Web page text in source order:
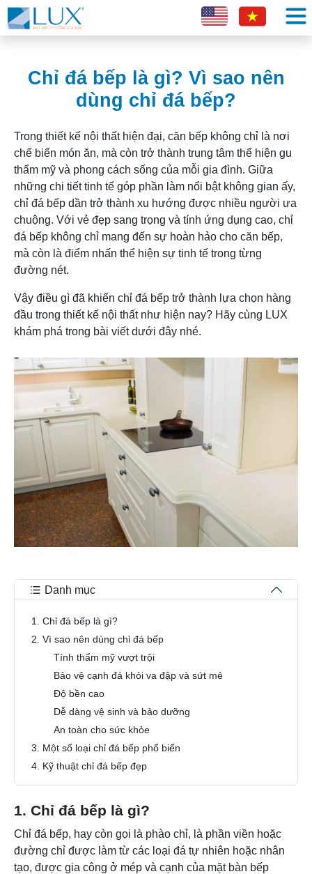
Chỉ đá bếp là gì? Vì sao nên
dùng chỉ đá bếp?
Trong thiết kế nội thất hiện đại, căn bếp không chỉ là nơi
chế biến món ăn, mà còn trở thành trung tâm thể hiện gu
thẩm mỹ và phong cách sống của mỗi gia đình. Giữa
những chi tiết tinh tế góp phần làm nổi bật không gian ấy,
chỉ đá bếp dần trở thành xu hướng được nhiều người ưa
chuộng. Với vẻ đẹp sang trọng và tính ứng dụng cao, chỉ
đá bếp không chỉ mang đến sự hoàn hảo cho căn bếp,
mà còn là điểm nhấn thể hiện sự tinh tế trong từng
đường nét.
Vậy điều gì đã khiến chỉ đá bếp trở thành lựa chọn hàng
đầu trong thiết kế nội thất như hiện nay? Hãy cùng LUX
khám phá trong bài viết dưới đây nhé.
Danh mục
1. Chỉ đá bếp là gì?
2. Vì sao nên dùng chỉ đá bếp
Tính thẩm mỹ vượt trội
Bảo vệ cạnh đá khỏi va đập và sứt mẻ
Độ bền cao
Dễ dàng vệ sinh và bảo dưỡng
An toàn cho sức khỏe
3. Một số loại chỉ đá bếp phổ biến
4. Kỹ thuật chỉ đá bếp đẹp
1. Chỉ đá bếp là gì?
Chỉ đá bếp, hay còn gọi là phào chỉ, là phần viền hoặc
đường chỉ được làm từ các loại đá tự nhiên hoặc nhân
tạo, được gia công ở mép và cạnh của mặt bàn bếp